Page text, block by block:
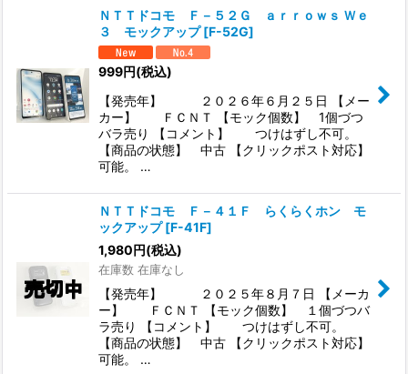
ＮＴＴドコモ Ｆ－５２Ｇ ａｒｒｏｗｓ Ｗｅ
３ モックアップ [F-52G]
999円(税込)
【発売年】 ２０２６年６月２５日 【メー
カー】 ＦＣＮＴ 【モック個数】 1個づつ
バラ売り 【コメント】 つけはずし不可。
【商品の状態】 中古 【クリックポスト対応】
可能。 …
ＮＴＴドコモ Ｆ－４１Ｆ らくらくホン モ
ックアップ [F-41F]
1,980円(税込)
在庫数 在庫なし
【発売年】 ２０２５年８月７日 【メーカ
ー】 ＦＣＮＴ 【モック個数】 １個づつバ
ラ売り 【コメント】 つけはずし不可。
【商品の状態】 中古 【クリックポスト対応】
可能。 …